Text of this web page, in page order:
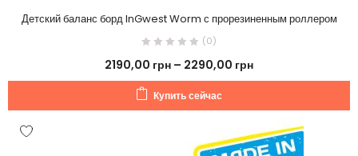
Детский баланс борд InGwest Worm с прорезиненным роллером
(0)
2190,00 грн – 2290,00 грн
Купить сейчас